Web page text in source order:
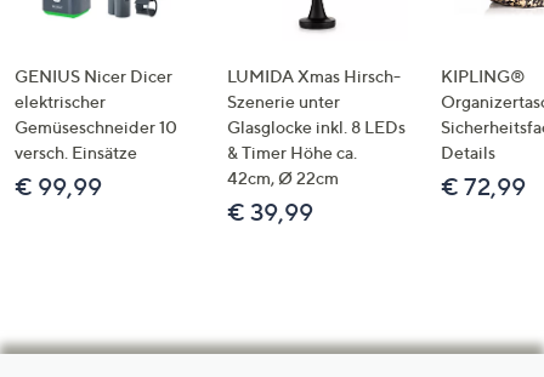
GENIUS Nicer Dicer
elektrischer
Gemüseschneider 10
versch. Einsätze
€ 99,99
LUMIDA Xmas Hirsch-
Szenerie unter
Glasglocke inkl. 8 LEDs
& Timer Höhe ca.
42cm, Ø 22cm
€ 39,99
KIPLING®
Details
€ 72,99